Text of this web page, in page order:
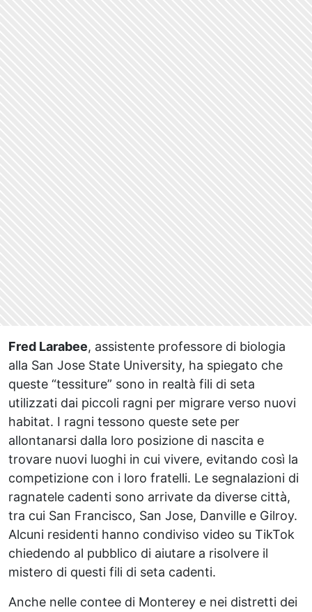
Fred Larabee, assistente professore di biologia
alla San Jose State University, ha spiegato che
queste “tessiture” sono in realtà fili di seta
utilizzati dai piccoli ragni per migrare verso nuovi
habitat. I ragni tessono queste sete per
allontanarsi dalla loro posizione di nascita e
trovare nuovi luoghi in cui vivere, evitando così la
competizione con i loro fratelli. Le segnalazioni di
ragnatele cadenti sono arrivate da diverse città,
tra cui San Francisco, San Jose, Danville e Gilroy.
Alcuni residenti hanno condiviso video su TikTok
chiedendo al pubblico di aiutare a risolvere il
mistero di questi fili di seta cadenti.
Anche nelle contee di Monterey e nei distretti dei